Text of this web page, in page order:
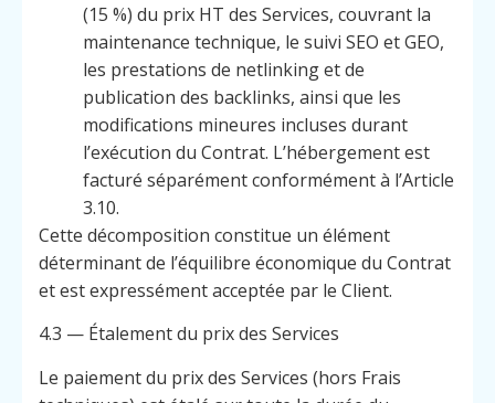
(15 %) du prix HT des Services, couvrant la
maintenance technique, le suivi SEO et GEO,
les prestations de netlinking et de
publication des backlinks, ainsi que les
modifications mineures incluses durant
l’exécution du Contrat. L’hébergement est
facturé séparément conformément à l’Article
3.10.
Cette décomposition constitue un élément
déterminant de l’équilibre économique du Contrat
et est expressément acceptée par le Client.
4.3 — Étalement du prix des Services
Le paiement du prix des Services (hors Frais